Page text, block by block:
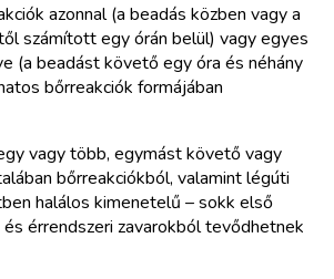
azonnal (a beadás közben vagy a
számított egy órán belül) vagy egyes
(a beadást követő egy óra és néhány
bőrreakciók formájában
vagy több, egymást követő vagy
bőrreakciókból, valamint légúti
halálos kimenetelű – sokk első
érrendszeri zavarokból tevődhetnek